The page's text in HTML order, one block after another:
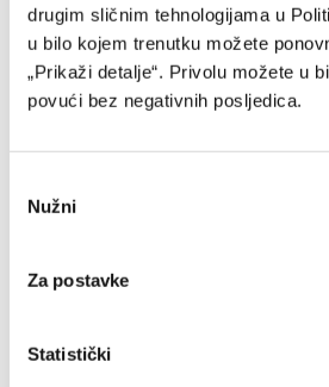
drugim sličnim tehnologijama u
u bilo kojem trenutku možete
„Prikaži detalje“. Privolu možete u
povući bez negativnih posljedica.
Selection
Nužni
Za postavke
Statistički